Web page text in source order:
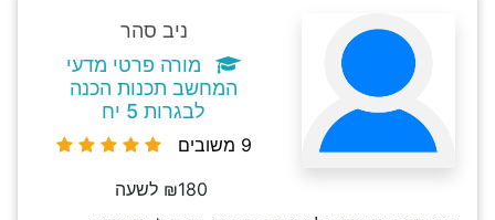
ניב סהר
מורה פרטי מדעי
המחשב תכנות הכנה
לבגרות 5 יח
9 משובים
₪180 לשעה